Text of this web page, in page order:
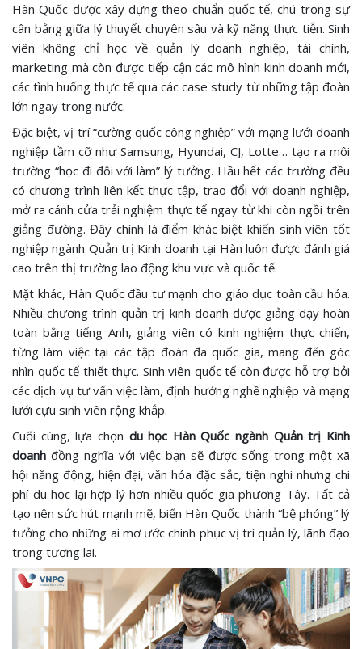
Hàn Quốc được xây dựng theo chuẩn quốc tế, chú trọng sự
cân bằng giữa lý thuyết chuyên sâu và kỹ năng thực tiễn. Sinh
viên không chỉ học về quản lý doanh nghiệp, tài chính,
marketing mà còn được tiếp cận các mô hình kinh doanh mới,
các tình huống thực tế qua các case study từ những tập đoàn
lớn ngay trong nước.
Đặc biệt, vị trí “cường quốc công nghiệp” với mạng lưới doanh
nghiệp tầm cỡ như Samsung, Hyundai, CJ, Lotte… tạo ra môi
trường “học đi đôi với làm” lý tưởng. Hầu hết các trường đều
có chương trình liên kết thực tập, trao đổi với doanh nghiệp,
mở ra cánh cửa trải nghiệm thực tế ngay từ khi còn ngồi trên
giảng đường. Đây chính là điểm khác biệt khiến sinh viên tốt
nghiệp ngành Quản trị Kinh doanh tại Hàn luôn được đánh giá
cao trên thị trường lao động khu vực và quốc tế.
Mặt khác, Hàn Quốc đầu tư mạnh cho giáo dục toàn cầu hóa.
Nhiều chương trình quản trị kinh doanh được giảng dạy hoàn
toàn bằng tiếng Anh, giảng viên có kinh nghiệm thực chiến,
từng làm việc tại các tập đoàn đa quốc gia, mang đến góc
nhìn quốc tế thiết thực. Sinh viên quốc tế còn được hỗ trợ bởi
các dịch vụ tư vấn việc làm, định hướng nghề nghiệp và mạng
lưới cựu sinh viên rộng khắp.
Cuối cùng, lựa chọn du học Hàn Quốc ngành Quản trị Kinh
doanh đồng nghĩa với việc bạn sẽ được sống trong một xã
hội năng động, hiện đại, văn hóa đặc sắc, tiện nghi nhưng chi
phí du học lại hợp lý hơn nhiều quốc gia phương Tây. Tất cả
tạo nên sức hút mạnh mẽ, biến Hàn Quốc thành “bệ phóng” lý
tưởng cho những ai mơ ước chinh phục vị trí quản lý, lãnh đạo
trong tương lai.